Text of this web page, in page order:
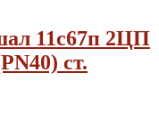
11с67п 2ЦП
ст.